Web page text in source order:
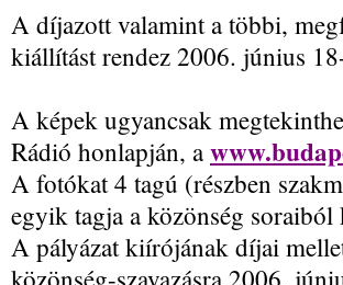
A díjazott valamint a többi,
kiállítást rendez 2006. június
A képek ugyancsak
Rádió honlapján, a
A fotókat 4 tagú (részben
egyik tagja a közönség
A pályázat kiírójának díjai
közönség-szavazásra 2006.